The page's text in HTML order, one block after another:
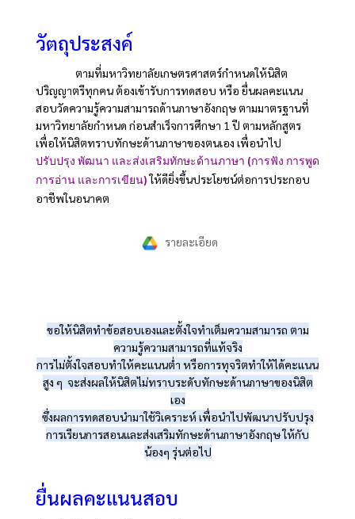
วัตถุประสงค์
ตามที่มหาวิทยาลัยเกษตรศาสตร์กำหนดให้นิสิต
ปริญญาตรีทุกคน ต้องเข้ารับการทดสอบ หรือ ยื่นผลคะแนน
สอบวัดความรู้ความสามารถด้านภาษาอังกฤษ ตามมาตรฐานที่
มหาวิทยาลัยกำหนด ก่อนสำเร็จการศึกษา 1 ปี ตามหลักสูตร
เพื่อให้นิสิตทราบทักษะด้านภาษาของตนเอง เพื่อนำไป
ปรับปรุง พัฒนา และส่งเสริมทักษะด้านภาษา (การฟัง การพูด
การอ่าน และการเขียน)ให้ดียิ่งขึ้นประโยชน์ต่อการประกอบ
อาชีพในอนาคต
รายละเอียด
ขอให้นิสิตทำข้อสอบเองและตั้งใจทำเต็มความสามารถ ตาม
ความรู้ความสามารถที่แท้จริง
การไม่ตั้งใจสอบทำให้คะแนนต่ำ หรือการทุจริตทำให้ได้คะแนน
สูง ๆ จะส่งผลให้นิสิตไม่ทราบระดับทักษะด้านภาษาของนิสิต
เอง
ซึ่งผลการทดสอบนำมาใช้วิเคราะห์ เพื่อนำไปพัฒนาปรับปรุง
การเรียนการสอนและส่งเสริมทักษะด้านภาษาอังกฤษ ให้กับ
น้องๆ รุ่นต่อไป
ยื่นผลคะแนนสอบ